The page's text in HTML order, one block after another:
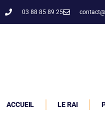
03 88 85 89 25
ACCUEIL LE RAI